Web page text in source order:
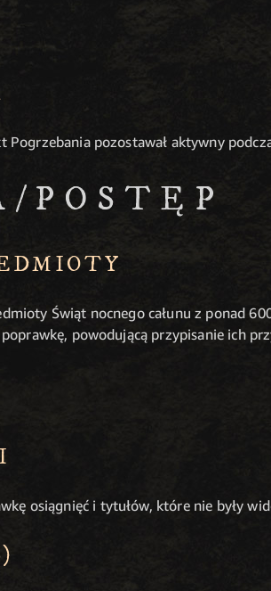
pozostawał aktywny
POSTĘP
Świąt nocnego całunu z ponad
powodującą przypisanie ich
osiągnięć i tytułów, które nie były